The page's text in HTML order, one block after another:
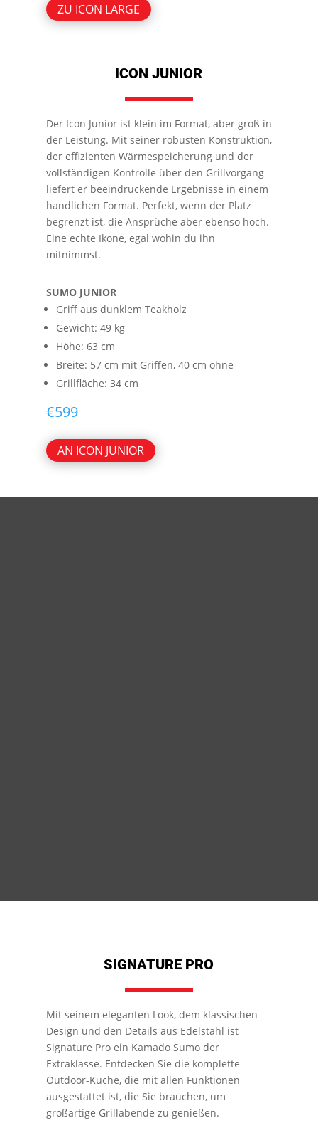
ZU ICON LARGE
ICON JUNIOR
Der Icon Junior ist klein im Format, aber groß in
der Leistung. Mit seiner robusten Konstruktion,
der effizienten Wärmespeicherung und der
vollständigen Kontrolle über den Grillvorgang
liefert er beeindruckende Ergebnisse in einem
handlichen Format. Perfekt, wenn der Platz
begrenzt ist, die Ansprüche aber ebenso hoch.
Eine echte Ikone, egal wohin du ihn
mitnimmst.
SUMO JUNIOR
Griff aus dunklem Teakholz
Gewicht: 49 kg
Höhe: 63 cm
Breite: 57 cm mit Griffen, 40 cm ohne
Grillfläche: 34 cm
€599
AN ICON JUNIOR
SIGNATURE PRO
Mit seinem eleganten Look, dem klassischen
Design und den Details aus Edelstahl ist
Signature Pro ein Kamado Sumo der
Extraklasse. Entdecken Sie die komplette
Outdoor-Küche, die mit allen Funktionen
ausgestattet ist, die Sie brauchen, um
großartige Grillabende zu genießen.